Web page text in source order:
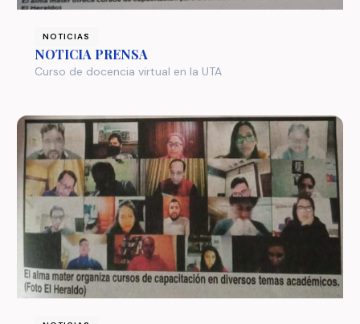
NOTICIAS
NOTICIA PRENSA
Curso de docencia virtual en la UTA